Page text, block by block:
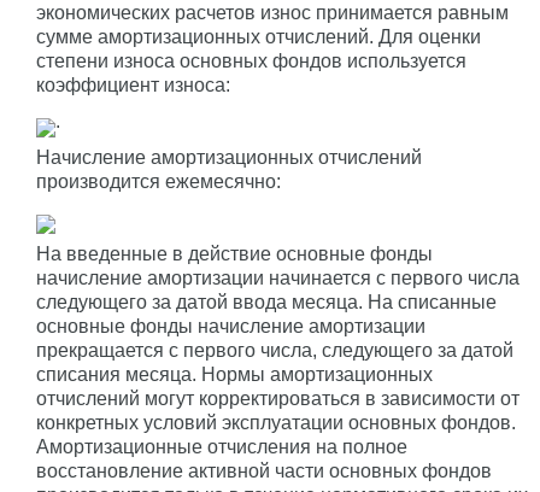
экономических расчетов износ принимается равным
сумме амортизационных отчислений. Для оценки
степени износа основных фондов используется
коэффициент износа:
.
Начисление амортизационных отчислений
производится ежемесячно:
На введенные в действие основные фонды
начисление амортизации начинается с первого числа
следующего за датой ввода месяца. На списанные
основные фонды начисление амортизации
прекращается с первого числа, следующего за датой
списания месяца. Нормы амортизационных
отчислений могут корректироваться в зависимости от
конкретных условий эксплуатации основных фондов.
Амортизационные отчисления на полное
восстановление активной части основных фондов